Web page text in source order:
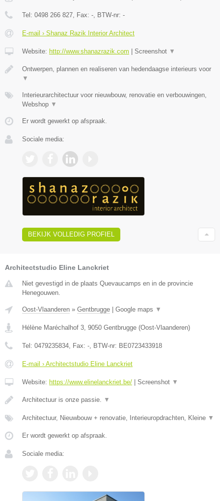
Tel: 0498 266 827 , Fax: - , BTW-nr: -
E-mail › Shanaz Razik Interior Architect
Website: http://www.shanazrazik.com | Screenshot ▼
Ontwerpen, plannen en realiseren van hedendaagse interieurs voor
▼
Interieurarchitectuur voor nieuwbouw, renovatie en verbouwingen,
Webshop ▼
Er wordt gewerkt op afspraak.
Sociale media:
BEKIJK VOLLEDIG PROFIEL
Architectstudio Eline Lanckriet
Niet gevestigd in de plaats Quevaucamps en in de provincie
Henegouwen.
Oost-Vlaanderen » Gentbrugge Google maps ▼
Hélène Maréchalhof 3, 9050 Gentbrugge (Oost-Vlaanderen)
Tel: 0479235834, Fax: -, BTW-nr: BE0723433918
E-mail › Architectstudio Eline Lanckriet
Website: https://www.elinelanckriet.be/ Screenshot ▼
Architectuur is onze passie. ▼
Architectuur, Nieuwbouw + renovatie, Interieuropdrachten, Kleine ▼
Er wordt gewerkt op afspraak.
Sociale media: